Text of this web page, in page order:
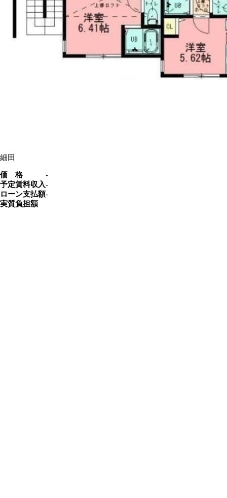
細田
価 格
‐
予定賃料収入‐
ローン支払額‐
実質負担額